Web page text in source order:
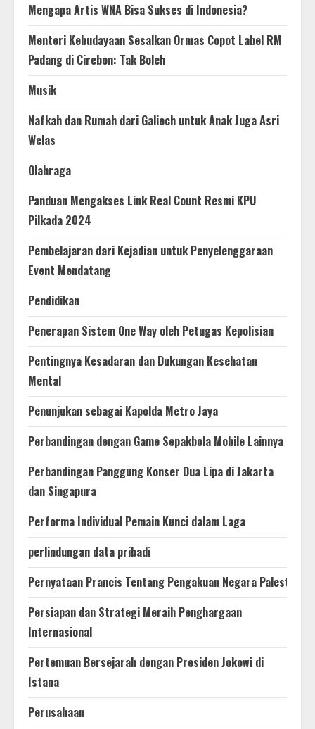
Mengapa Artis WNA Bisa Sukses di Indonesia?
Menteri Kebudayaan Sesalkan Ormas Copot Label RM
Padang di Cirebon: Tak Boleh
Musik
Nafkah dan Rumah dari Galiech untuk Anak Juga Asri
Welas
Olahraga
Panduan Mengakses Link Real Count Resmi KPU
Pilkada 2024
Pembelajaran dari Kejadian untuk Penyelenggaraan
Event Mendatang
Pendidikan
Penerapan Sistem One Way oleh Petugas Kepolisian
Pentingnya Kesadaran dan Dukungan Kesehatan
Mental
Penunjukan sebagai Kapolda Metro Jaya
Perbandingan dengan Game Sepakbola Mobile Lainnya
Perbandingan Panggung Konser Dua Lipa di Jakarta
dan Singapura
Performa Individual Pemain Kunci dalam Laga
perlindungan data pribadi
Pernyataan Prancis Tentang Pengakuan Negara Palestina
Persiapan dan Strategi Meraih Penghargaan
Internasional
Pertemuan Bersejarah dengan Presiden Jokowi di
Istana
Perusahaan